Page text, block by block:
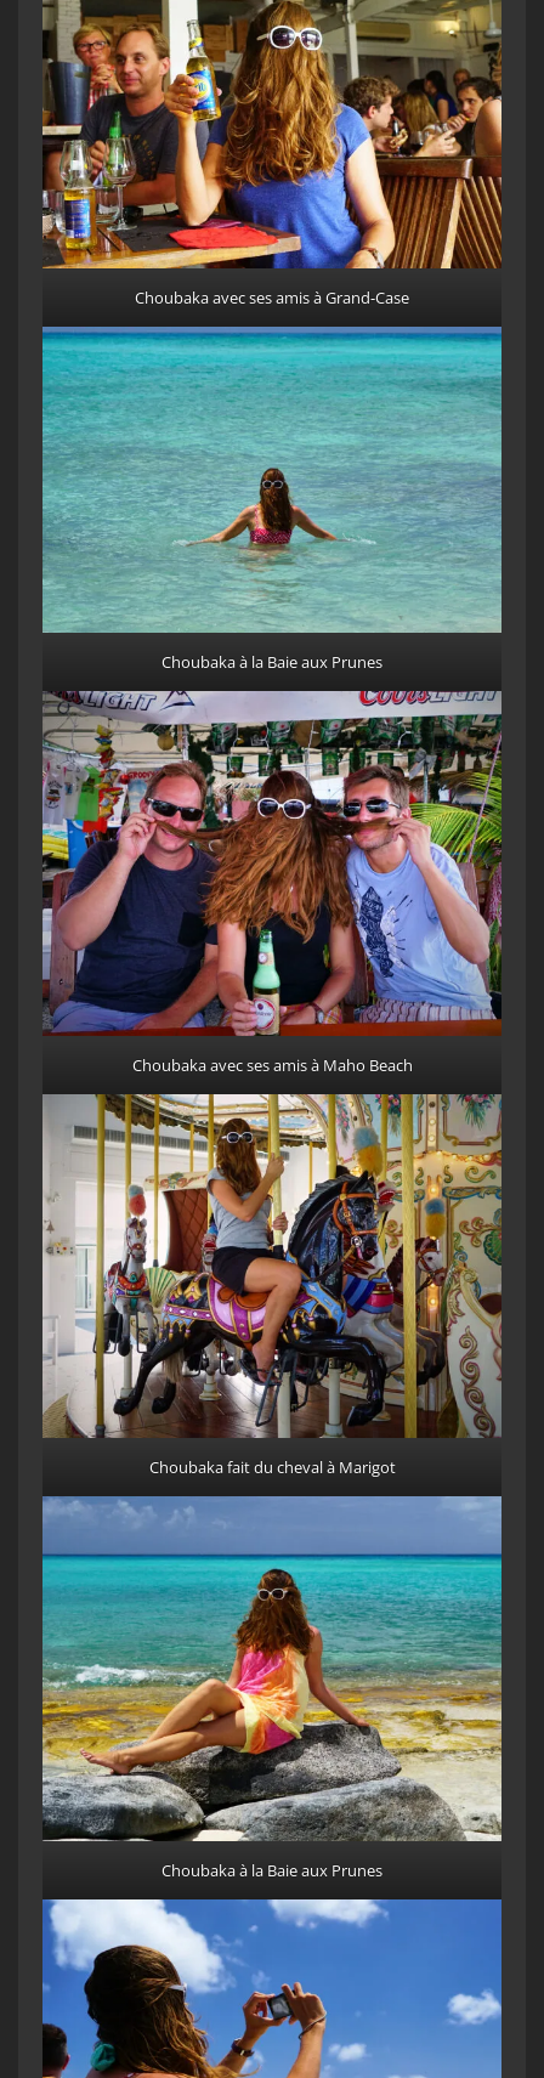
Choubaka avec ses amis à Grand-Case
Choubaka à la Baie aux Prunes
Choubaka avec ses amis à Maho Beach
Choubaka fait du cheval à Marigot
Choubaka à la Baie aux Prunes